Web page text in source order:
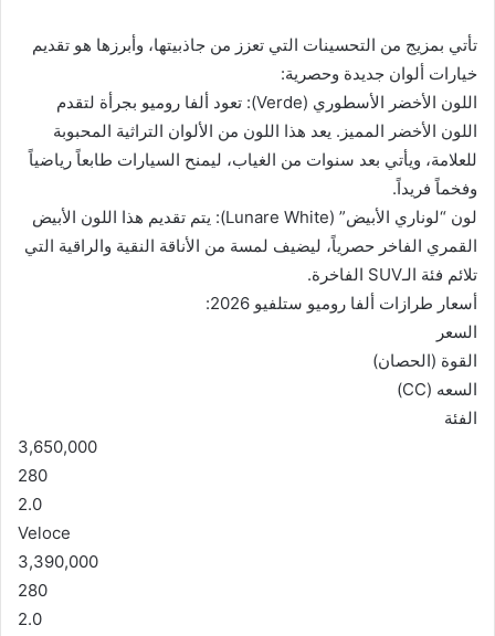
تأتي بمزيج من التحسينات التي تعزز من جاذبيتها، وأبرزها هو تقديم
خيارات ألوان جديدة وحصرية:​
اللون الأخضر الأسطوري (Verde): تعود ألفا روميو بجرأة لتقدم
اللون الأخضر المميز. يعد هذا اللون من الألوان التراثية المحبوبة
للعلامة، ويأتي بعد سنوات من الغياب، ليمنح السيارات طابعاً رياضياً
وفخماً فريداً.​
لون “لوناري الأبيض” (Lunare White): يتم تقديم هذا اللون الأبيض
القمري الفاخر حصرياً، ليضيف لمسة من الأناقة النقية والراقية التي
تلائم فئة الـSUV الفاخرة.​
أسعار طرازات ألفا روميو ستلفيو 2026​:
السعر​
القوة (الحصان)​
السعه (CC)​
الفئة​
3,650,000​
280​
2.0​
Veloce​
3,390,000​
280​
2.0​